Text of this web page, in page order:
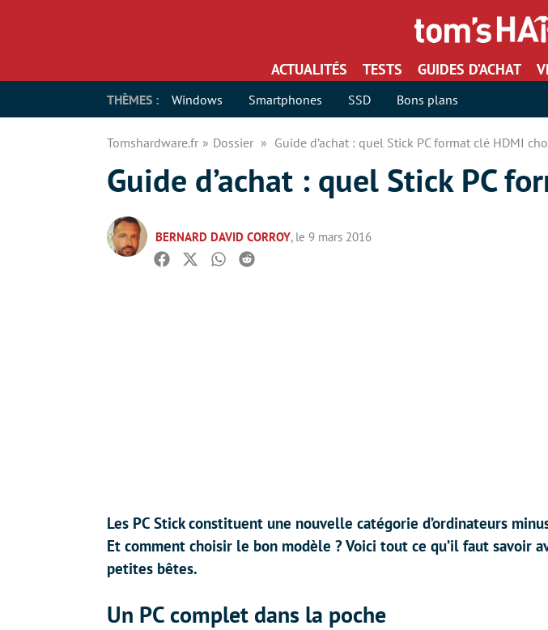
ACTUALITÉS TESTS GUIDES D’ACHAT
THÈMES : Windows Smartphones SSD Bons plans
Tomshardware.fr Dossier Guide d’achat : quel Stick PC format clé HDMI
Guide d’achat : quel Stick PC
BERNARD DAVID CORROY, le 9 mars 2016
Facebook
TwitterWhatsapp
Reddit
Les PC Stick constituent une nouvelle catégorie d’ordinateurs
Et comment choisir le bon modèle ? Voici tout ce qu’il faut savoir
petites bêtes.
Un PC complet dans la poche